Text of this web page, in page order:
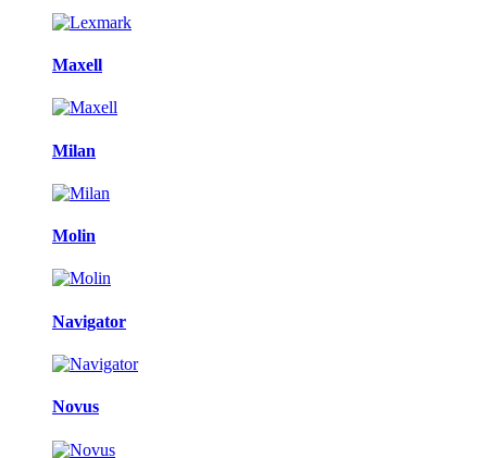
Maxell
Milan
Molin
Navigator
Novus